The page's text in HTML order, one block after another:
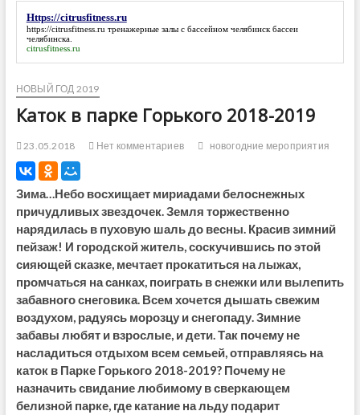
Https://citrusfitness.ru
https://citrusfitness.ru тренажерные залы с бассейном челябинск бассеи
челябинска.
citrusfitness.ru
НОВЫЙ ГОД 2019
Каток в парке Горького 2018-2019
23.05.2018 Нет комментариев новогодние мероприятия
Зима…Небо восхищает мириадами белоснежных
причудливых звездочек. Земля торжественно
нарядилась в пуховую шаль до весны. Красив зимний
пейзаж! И городской житель, соскучившись по этой
сияющей сказке, мечтает прокатиться на лыжах,
промчаться на санках, поиграть в снежки или вылепить
забавного снеговика. Всем хочется дышать свежим
воздухом, радуясь морозцу и снегопаду. Зимние
забавы любят и взрослые, и дети. Так почему не
насладиться отдыхом всем семьей, отправляясь на
каток в Парке Горького 2018-2019? Почему не
назначить свидание любимому в сверкающем
белизной парке, где катание на льду подарит